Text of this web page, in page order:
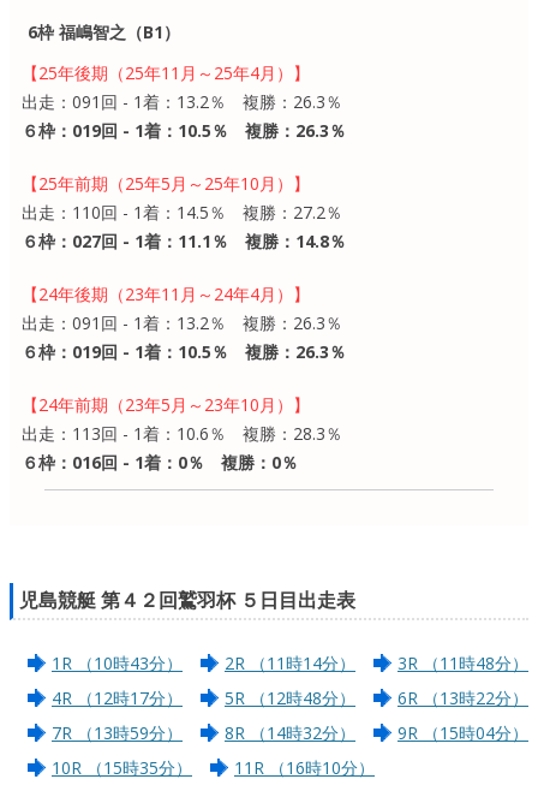
6枠 福嶋智之（B1）
【25年後期（25年11月～25年4月）】
出走：091回 - 1着：13.2％ 複勝：26.3％
６枠：019回 - 1着：10.5％ 複勝：26.3％
【25年前期（25年5月～25年10月）】
出走：110回 - 1着：14.5％ 複勝：27.2％
６枠：027回 - 1着：11.1％ 複勝：14.8％
【24年後期（23年11月～24年4月）】
出走：091回 - 1着：13.2％ 複勝：26.3％
６枠：019回 - 1着：10.5％ 複勝：26.3％
【24年前期（23年5月～23年10月）】
出走：113回 - 1着：10.6％ 複勝：28.3％
６枠：016回 - 1着：0％ 複勝：0％
児島競艇 第４２回鷲羽杯 ５日目出走表
1R （10時43分） 2R （11時14分）
3R （11時48分）
4R （12時17分）
5R （12時48分）
6R （13時22分）
7R （13時59分）
8R （14時32分）
9R （15時04分）
10R （15時35分）
11R （16時10分）